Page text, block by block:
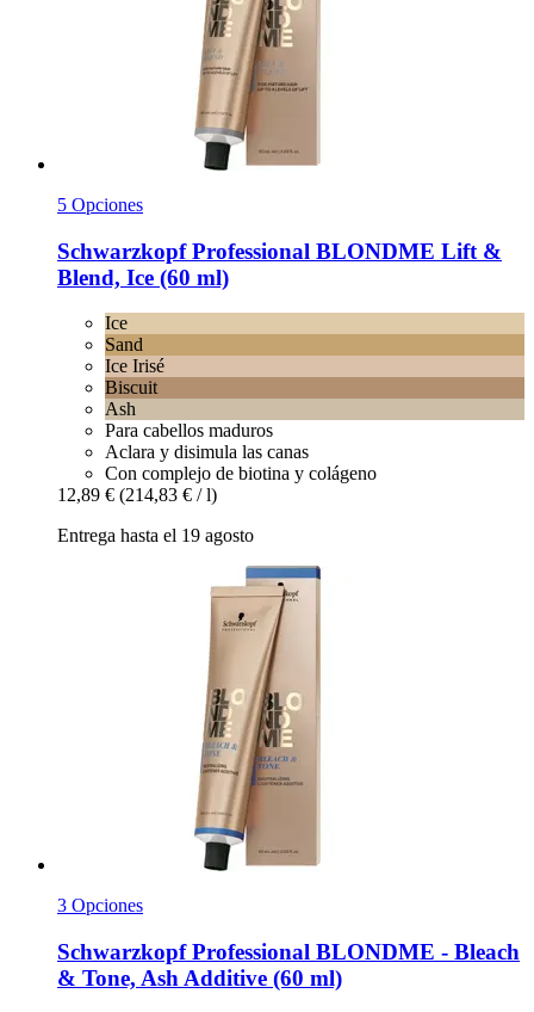
5 Opciones
Schwarzkopf Professional BLONDME Lift &
Blend, Ice (60 ml)
Ice
Sand
Ice Irisé
Biscuit
Ash
Para cabellos maduros
Aclara y disimula las canas
Con complejo de biotina y colágeno
12,89 € (214,83 € / l)
Entrega hasta el 19 agosto
3 Opciones
Schwarzkopf Professional BLONDME -​ Bleach
& Tone, Ash Additive (60 ml)